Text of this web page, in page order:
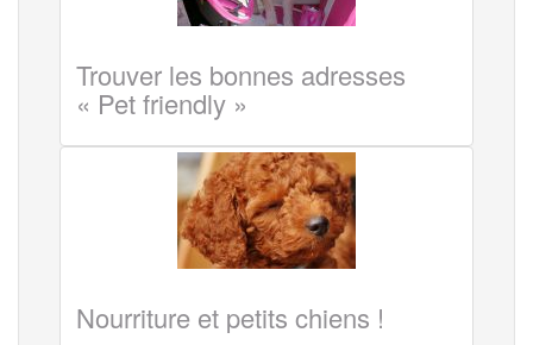
Trouver les bonnes adresses
« Pet friendly »
Nourriture et petits chiens !